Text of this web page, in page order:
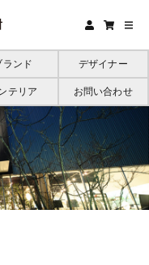
ランド デザイナー
テリア お問い合わせ